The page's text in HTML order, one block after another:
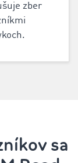
zber
sa